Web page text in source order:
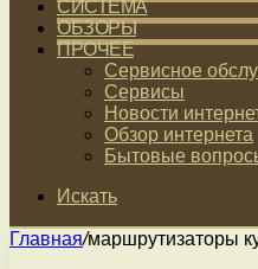
СИСТЕМА
ОБЗОРЫ
ПРОЧЕЕ
Сервисное
Сервисы
Новости
Обзор интернета
Бытовые
Искать
Главная/маршрутизаторы